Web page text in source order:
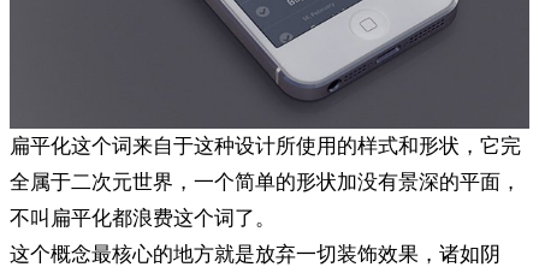
扁平化这个词来自于这种设计所使用的样式和形状，它完
全属于二次元世界，一个简单的形状加没有景深的平面，
不叫扁平化都浪费这个词了。
这个概念最核心的地方就是放弃一切装饰效果，诸如阴